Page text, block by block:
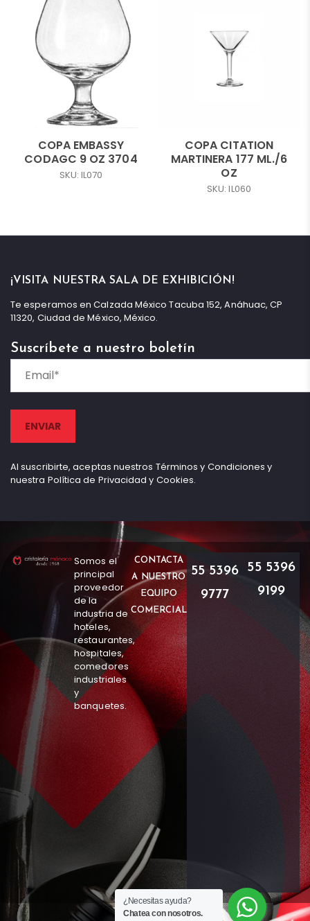
COPA EMBASSY
CODAGC 9 OZ 3704
SKU: IL070
COPA CITATION
MARTINERA 177 ML./6
OZ
SKU: IL060
¡VISITA NUESTRA SALA DE EXHIBICIÓN!
Te esperamos en Calzada México Tacuba 152, Anáhuac, CP
11320, Ciudad de México, México.
Suscríbete a nuestro boletín
Al suscribirte, aceptas nuestros Términos y Condiciones y
nuestra Política de Privacidad y Cookies.
Somos el
principal
proveedor
de la
industria de
hoteles,
restaurantes,
hospitales,
comedores
industriales
y
banquetes.
CONTACTA
A NUESTRO
EQUIPO
COMERCIAL
55 5396
9777
55 5396
9199
¿Necesitas ayuda?
Chatea con nosotros.